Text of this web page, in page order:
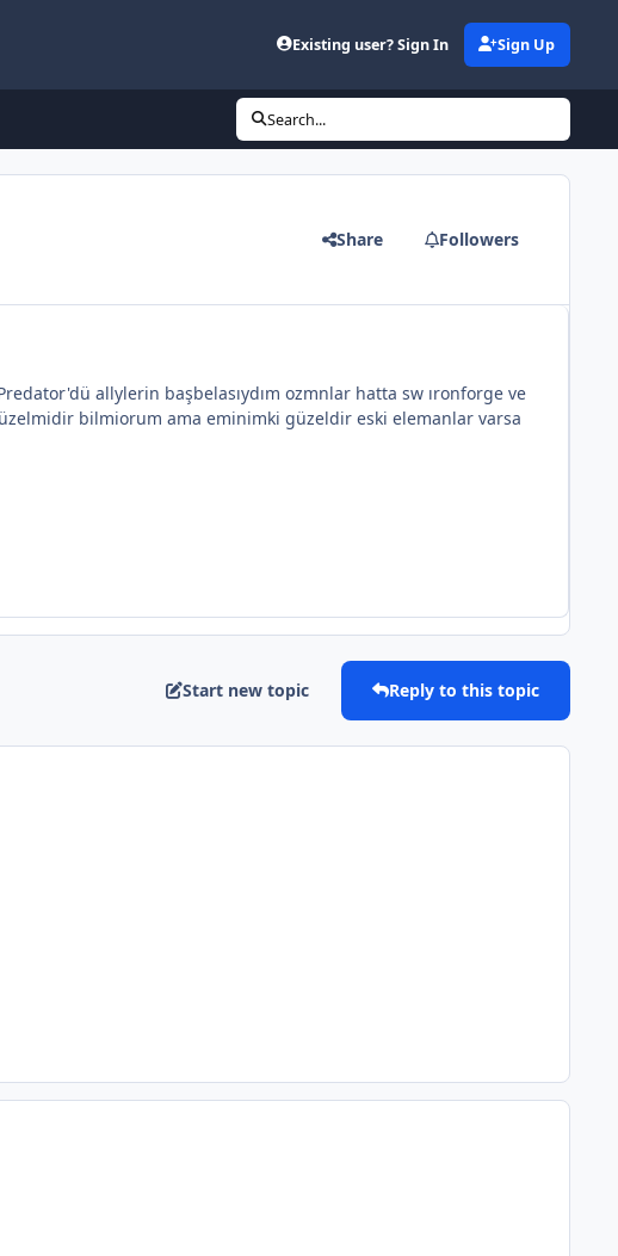
Existing user? Sign In Sign Up
Search...
Share Followers
allylerin başbelasıydım ozmnlar hatta sw ıronforge ve
bilmiorum ama eminimki güzeldir eski elemanlar varsa
Start new topic Reply to this topic